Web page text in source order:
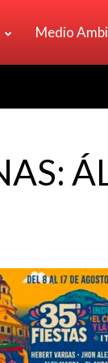
Medio